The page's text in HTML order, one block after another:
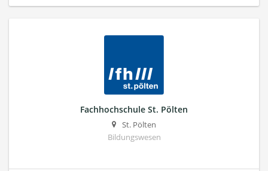
Fachhochschule St. Pölten
St. Pölten
Bildungswesen